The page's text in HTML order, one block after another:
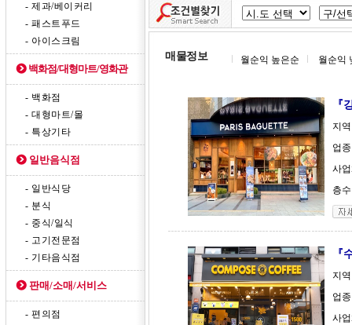
- 제과/베이커리
- 패스트푸드
- 아이스크림
백화점/대형마트/영화관
- 백화점
- 대형마트/몰
- 특상기타
일반음식점
- 일반식당
- 분식
- 중식/일식
- 고기전문점
- 기타음식점
판매/소매/서비스
- 편의점
매물정보 월순익 높은순 월순익
『
지
업
사
층
『
지
업
사